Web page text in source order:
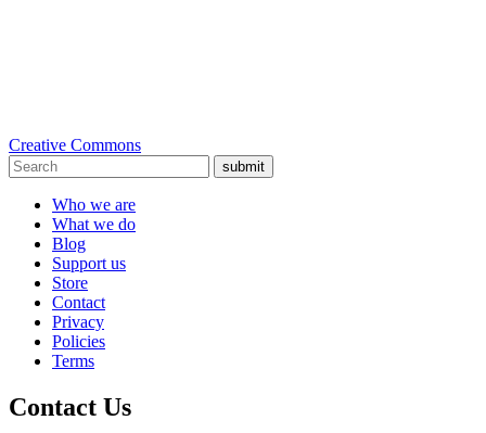
Creative Commons
submit
Who we are
What we do
Blog
Support us
Store
Contact
Privacy
Policies
Terms
Contact Us